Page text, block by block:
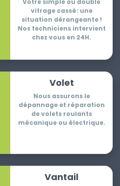
Votre simple ou double
vitrage cassé: une
situation dérangeante !
Nos techniciens intervient
chez vous en 24H.
Volet
Nous assurons le
dépannage et réparation
de volets roulants
mécanique ou électrique.
Vantail